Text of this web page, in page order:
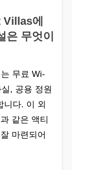
에
은 무엇이
무료 Wi-
, 공용 정원
니다. 이 외
같은 액티
마련되어